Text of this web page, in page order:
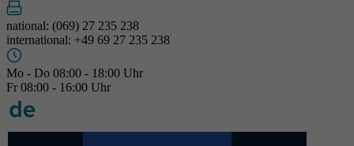
national: (069) 27 235 238
international: +49 69 27 235 238
Mo - Do 08:00 - 18:00 Uhr
Fr 08:00 - 16:00 Uhr